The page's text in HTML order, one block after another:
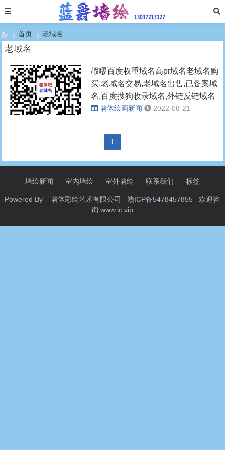
›
首页
›
老域名
老域名
嘏嘐百度权重域名高pr域名老域名购
买,老域名交易,老域名出售,已备案域
名,百度搜狗收录域名,外链反链域名
墙体绘画新闻 2022-08-21
1
墙绘新闻 室内墙绘 室外墙绘 联系我们 标签
Powered By 墙体彩绘艺术有限公司 赣ICP备5478457855 欢迎咨
询 www.ic.vip